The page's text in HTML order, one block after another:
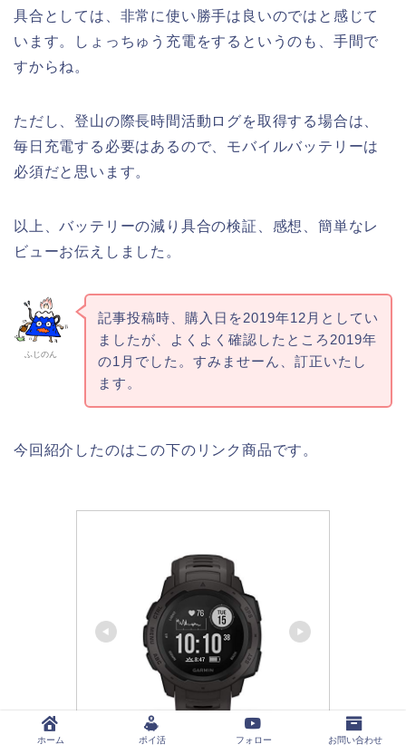
具合としては、非常に使い勝手は良いのではと感じて
います。しょっちゅう充電をするというのも、手間で
すからね。
ただし、登山の際長時間活動ログを取得する場合は、
毎日充電する必要はあるので、モバイルバッテリーは
必須だと思います。
以上、バッテリーの減り具合の検証、感想、簡単なレ
ビューお伝えしました。
ふじのん
記事投稿時、購入日を2019年12月としてい
ましたが、よくよく確認したところ2019年
の1月でした。すみませーん、訂正いたし
ます。
今回紹介したのはこの下のリンク商品です。
ホーム ポイ活 フォロー お問い合わせ